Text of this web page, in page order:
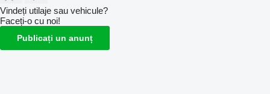
Vindeți utilaje sau vehicule?
Faceți-o cu noi!
Publicați un anunț